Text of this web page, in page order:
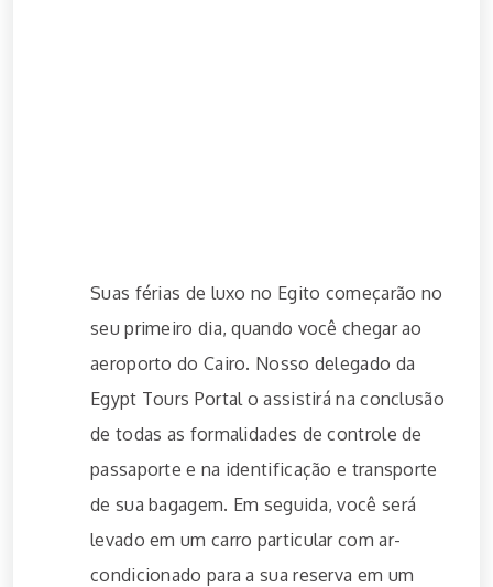
Suas férias de luxo no Egito começarão no
seu primeiro dia, quando você chegar ao
aeroporto do Cairo. Nosso delegado da
Egypt Tours Portal o assistirá na conclusão
de todas as formalidades de controle de
passaporte e na identificação e transporte
de sua bagagem. Em seguida, você será
levado em um carro particular com ar-
condicionado para a sua reserva em um